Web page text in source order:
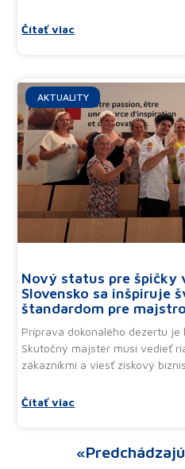
Čítať viac
AKTUALITY
Nový status pre špičky
Slovensko sa inšpiruje
štandardom pre
Príprava dokonalého dezertu je
Skutočný majster musí vedieť
zákazníkmi a viesť ziskový biznis.
Čítať viac